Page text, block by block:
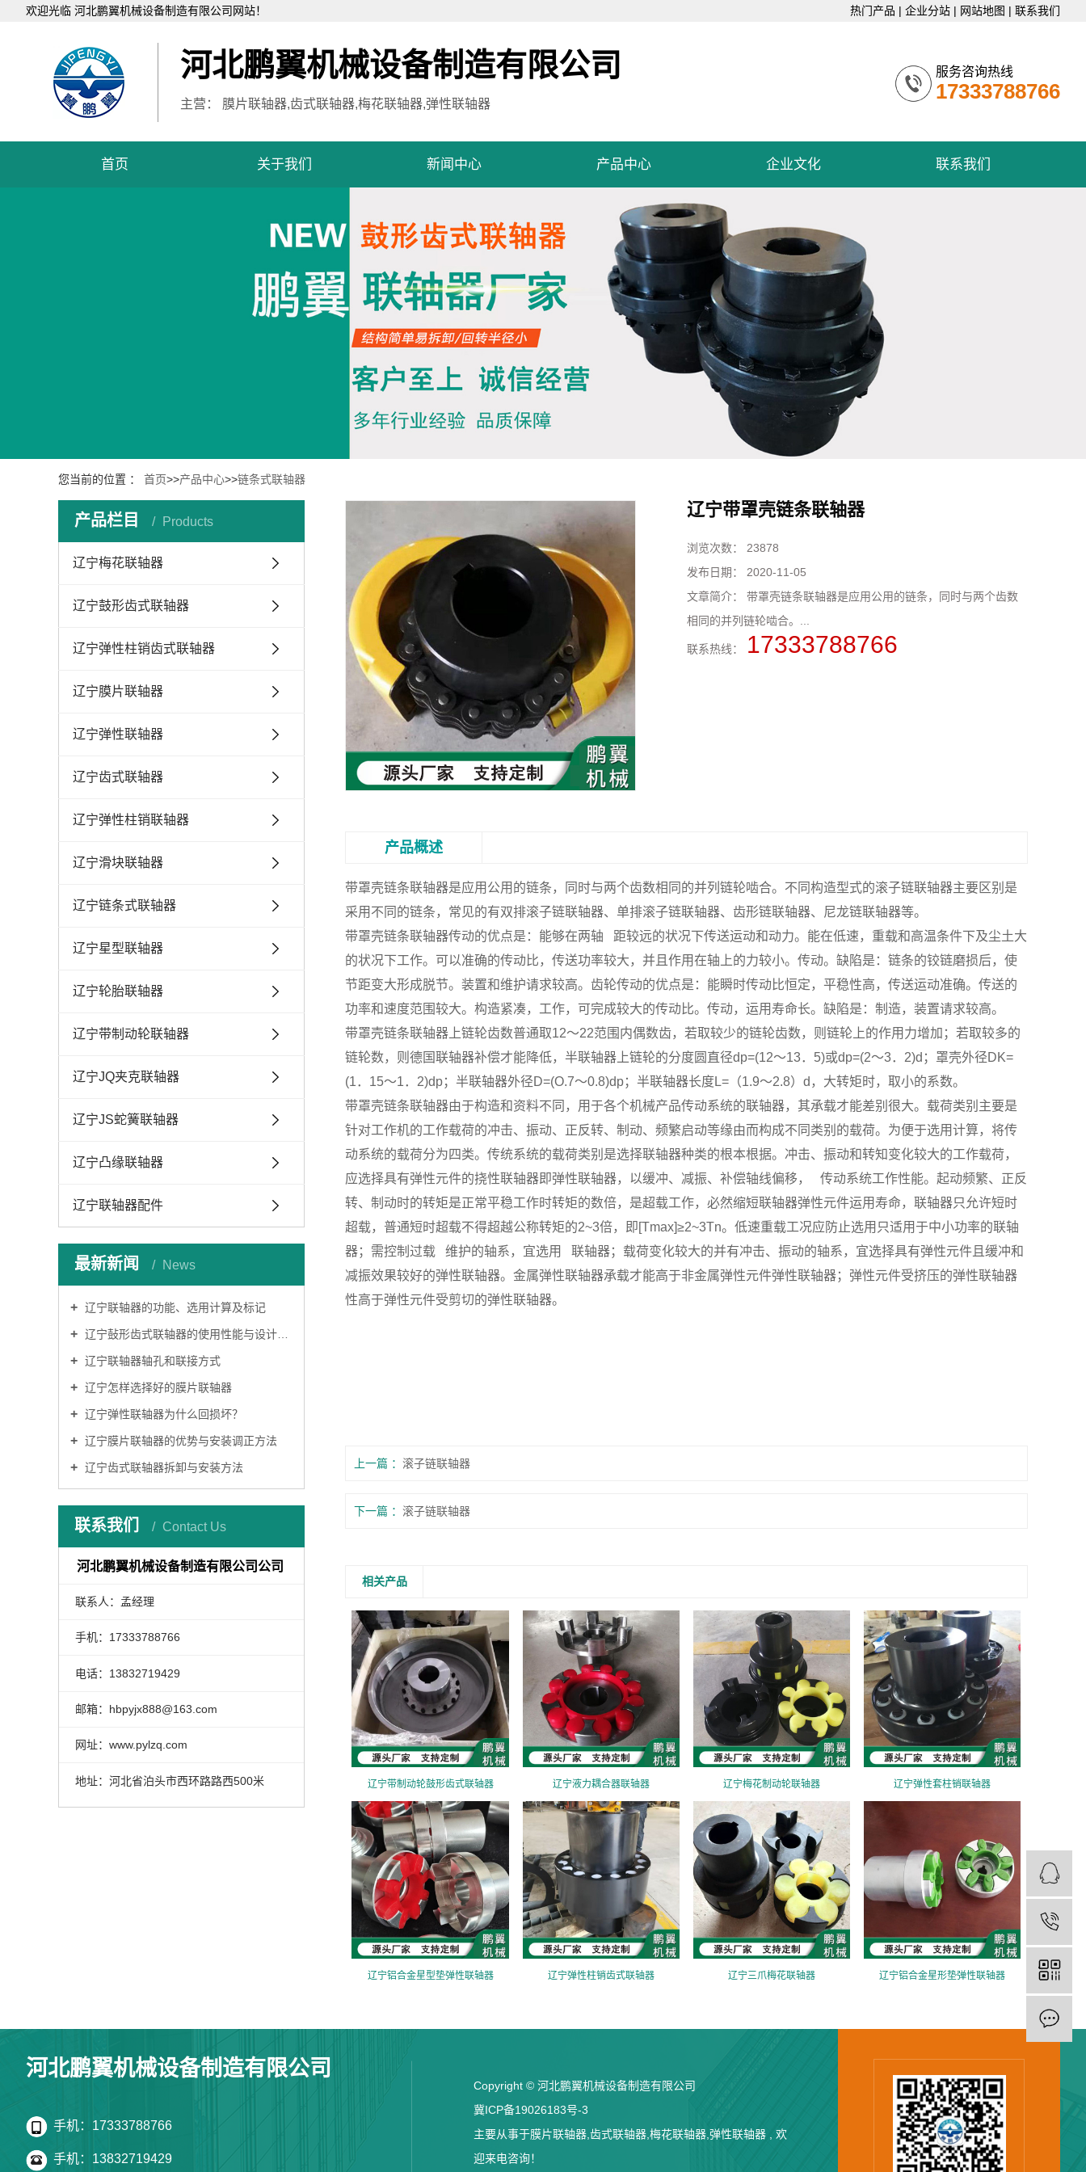
欢迎光临 河北鹏翼机械设备制造有限公司网站！ 热门产品 | 企业分站 | 网站地图 | 联系我们
河北鹏翼机械设备制造有限公司
主营： 膜片联轴器,齿式联轴器,梅花联轴器,弹性联轴器
服务咨询热线
17333788766
首页 关于我们 新闻中心 产品中心 企业文化 联系我们
您当前的位置 ： 首页>>产品中心>>链条式联轴器
产品栏目 Products
辽宁梅花联轴器
辽宁鼓形齿式联轴器
辽宁弹性柱销齿式联轴器
辽宁膜片联轴器
辽宁弹性联轴器
辽宁齿式联轴器
辽宁弹性柱销联轴器
辽宁滑块联轴器
辽宁链条式联轴器
辽宁星型联轴器
辽宁轮胎联轴器
辽宁带制动轮联轴器
辽宁JQ夹克联轴器
辽宁JS蛇簧联轴器
辽宁凸缘联轴器
辽宁联轴器配件
最新新闻 News
辽宁联轴器的功能、选用计算及标记
辽宁鼔形齿式联轴器的使用性能与设计特点
辽宁联轴器轴孔和联接方式
辽宁怎样选择好的膜片联轴器
辽宁弹性联轴器为什么回损坏？
辽宁膜片联轴器的优势与安装调正方法
辽宁齿式联轴器拆卸与安装方法
联系我们 Contact Us
河北鹏翼机械设备制造有限公司公司
联系人：孟经理
手机：17333788766
电话：13832719429
邮箱：hbpyjx888@163.com
网址：www.pylzq.com
地址：河北省泊头市西环路路西500米
辽宁带罩壳链条联轴器
浏览次数： 23878
发布日期： 2020-11-05
文章简介： 带罩壳链条联轴器是应用公用的链条，同时与两个齿数
相同的并列链轮啮合。...
联系热线： 17333788766
产品概述
带罩壳链条联轴器是应用公用的链条，同时与两个齿数相同的并列链轮啮合。不同构造型式的滚子链联轴器主要区别是
采用不同的链条，常见的有双排滚子链联轴器、单排滚子链联轴器、齿形链联轴器、尼龙链联轴器等。
带罩壳链条联轴器传动的优点是：能够在两轴 距较远的状况下传送运动和动力。能在低速，重载和高温条件下及尘土大
的状况下工作。可以准确的传动比，传送功率较大，并且作用在轴上的力较小。传动。缺陷是：链条的铰链磨损后，使
节距变大形成脱节。装置和维护请求较高。齿轮传动的优点是：能瞬时传动比恒定，平稳性高，传送运动准确。传送的
功率和速度范围较大。构造紧凑，工作，可完成较大的传动比。传动，运用寿命长。缺陷是：制造，装置请求较高。
带罩壳链条联轴器上链轮齿数普通取12～22范围内偶数齿，若取较少的链轮齿数，则链轮上的作用力增加；若取较多的
链轮数，则德国联轴器补偿才能降低，半联轴器上链轮的分度圆直径dp=(12～13．5)或dp=(2～3．2)d；罩壳外径DK=
(1．15～1．2)dp；半联轴器外径D=(O.7～0.8)dp；半联轴器长度L=（1.9～2.8）d，大转矩时，取小的系数。
带罩壳链条联轴器由于构造和资料不同，用于各个机械产品传动系统的联轴器，其承载才能差别很大。载荷类别主要是
针对工作机的工作载荷的冲击、振动、正反转、制动、频繁启动等缘由而构成不同类别的载荷。为便于选用计算，将传
动系统的载荷分为四类。传统系统的载荷类别是选择联轴器种类的根本根据。冲击、振动和转知变化较大的工作载荷，
应选择具有弹性元件的挠性联轴器即弹性联轴器，以缓冲、减振、补偿轴线偏移， 传动系统工作性能。起动频繁、正反
转、制动时的转矩是正常平稳工作时转矩的数倍，是超载工作，必然缩短联轴器弹性元件运用寿命，联轴器只允许短时
超载，普通短时超载不得超越公称转矩的2~3倍，即[Tmax]≥2~3Tn。低速重载工况应防止选用只适用于中小功率的联轴
器；需控制过载 维护的轴系，宜选用 联轴器；载荷变化较大的并有冲击、振动的轴系，宜选择具有弹性元件且缓冲和
减振效果较好的弹性联轴器。金属弹性联轴器承载才能高于非金属弹性元件弹性联轴器；弹性元件受挤压的弹性联轴器
性高于弹性元件受剪切的弹性联轴器。
上一篇 滚子链联轴器
下一篇 滚子链联轴器
相关产品
辽宁带制动轮鼓形齿式联轴器 辽宁液力耦合器联轴器 辽宁梅花制动轮联轴器 辽宁弹性套柱销联轴器
辽宁铝合金星型垫弹性联轴器 辽宁弹性柱销齿式联轴器 辽宁三爪梅花联轴器 辽宁铝合金星形垫弹性联轴器
河北鹏翼机械设备制造有限公司
手机：17333788766
手机：13832719429
Copyright © 河北鹏翼机械设备制造有限公司
冀ICP备19026183号-3
主要从事于膜片联轴器,齿式联轴器,梅花联轴器,弹性联轴器 , 欢
迎来电咨询！